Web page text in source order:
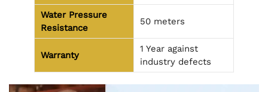
Water Pressure
Resistance
50 meters
Warranty
1 Year against
industry defects